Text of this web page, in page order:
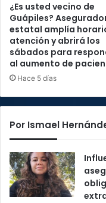
¿Es usted vecino de
Guápiles?
estatal amplía
atención y abrirá los
sábados para
al aumento de
Hace 5 días
Por Ismael